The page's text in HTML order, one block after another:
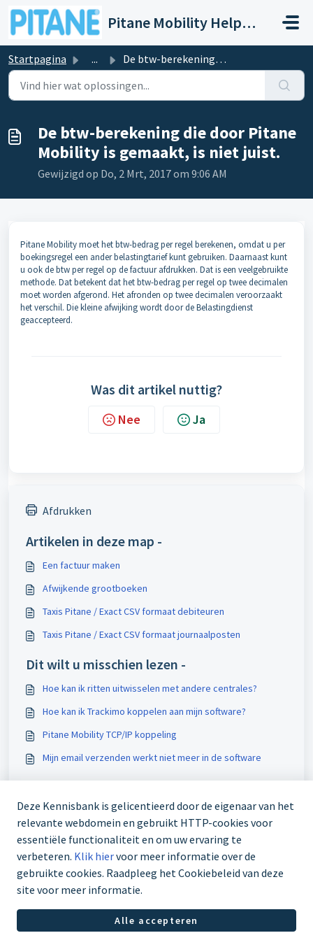
Doorgaan naar hoofdinhoud
Pitane Mobility Help- en Servicedesk
Startpagina ... De btw-berekening die door Pitane Mobility is gemaakt, is...
De btw-berekening die door Pitane
Mobility is gemaakt, is niet juist.
Gewijzigd op Do, 2 Mrt, 2017 om 9:06 AM
Pitane Mobilitymoet het btw-bedrag per regel berekenen, omdat u per
boekingsregel een ander belastingtarief kunt gebruiken. Daarnaast kunt
u ook de btw per regel op de factuur afdrukken. Dat is een veelgebruikte
methode. Dat betekent dat het btw-bedrag per regel op twee decimalen
moet worden afgerond. Het afronden op twee decimalen veroorzaakt
het verschil. Die kleine afwijking wordt door de Belastingdienst
geaccepteerd.
Was dit artikel nuttig?
Nee Ja
Afdrukken
Artikelen in deze map -
Een factuur maken
Afwijkende grootboeken
Taxis Pitane / Exact CSV formaat debiteuren
Taxis Pitane / Exact CSV formaat journaalposten
Dit wilt u misschien lezen -
Hoe kan ik ritten uitwisselen met andere centrales?
Hoe kan ik Trackimo koppelen aan mijn software?
Pitane Mobility TCP/IP koppeling
Mijn email verzenden werkt niet meer in de software
Servicedesk +31 85 1126998
Deze Kennisbank is gelicentieerd door de eigenaar van het
relevante webdomein en gebruikt HTTP-cookies voor
essentiële functionaliteit en om uw ervaring te
verbeteren. Klik hiervoor meer informatie over de
gebruikte cookies. Raadpleeg het Cookiebeleid van deze
site voor meer informatie.
Alle accepteren